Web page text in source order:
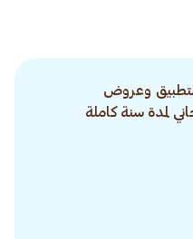
وعروض
لمدة سنة كاملة